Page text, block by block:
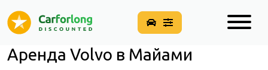
Аренда Volvo в Майами